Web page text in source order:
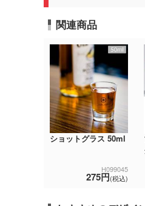
関連商品
ショットグラス 50ml
H099045
275円(税込)